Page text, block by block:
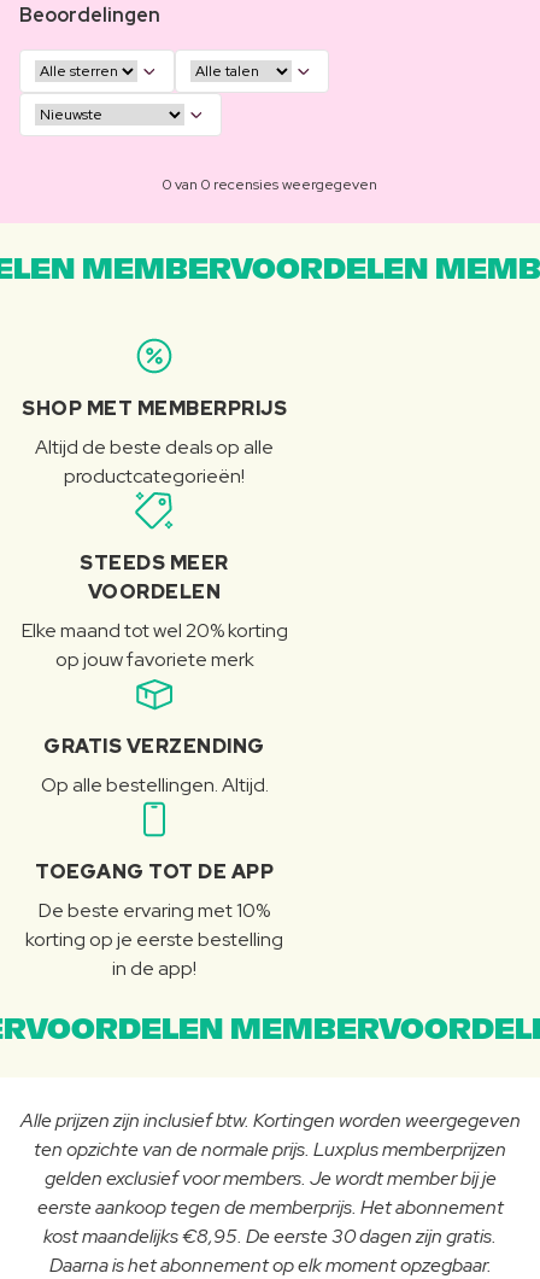
Beoordelingen
0 van 0 recensies weergegeven
MEMBERVOORDELEN
SHOP MET MEMBERPRIJS
Altijd de beste deals op alle
productcategorieën!
STEEDS MEER
VOORDELEN
Elke maand tot wel 20% korting
op jouw favoriete merk
GRATIS VERZENDING
Op alle bestellingen. Altijd.
TOEGANG TOT DE APP
De beste ervaring met 10%
korting op je eerste bestelling
in de app!
Alle prijzen zijn inclusief btw. Kortingen worden weergegeven
ten opzichte van de normale prijs. Luxplus memberprijzen
gelden exclusief voor members. Je wordt member bij je
eerste aankoop tegen de memberprijs. Het abonnement
kost maandelijks €8,95. De eerste 30 dagen zijn gratis.
Daarna is het abonnement op elk moment opzegbaar.